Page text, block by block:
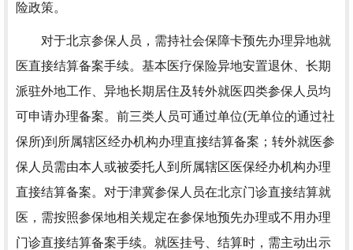
险政策。
对于北京参保人员，需持社会保障卡预先办理异地就
医直接结算备案手续。基本医疗保险异地安置退休、长期
派驻外地工作、异地长期居住及转外就医四类参保人员均
可申请办理备案。前三类人员可通过单位(无单位的通过社
保所)到所属辖区经办机构办理直接结算备案；转外就医参
保人员需由本人或被委托人到所属辖区医保经办机构办理
直接结算备案。对于津冀参保人员在北京门诊直接结算就
医，需按照参保地相关规定在参保地预先办理或不用办理
门诊直接结算备案手续。就医挂号、结算时，需主动出示